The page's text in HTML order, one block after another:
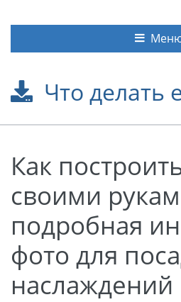
Что делать
Как
своими
подробная
фото для
наслаждений